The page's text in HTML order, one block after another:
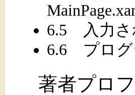
6.5 入力さ
6.6 プログ
著者プロ